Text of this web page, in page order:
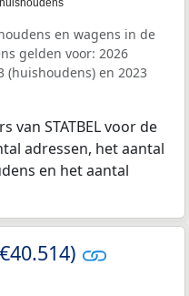
huishoudens
en wagens in de
gelden voor: 2026
(huishoudens) en 2023
STATBEL voor de
adressen, het aantal
en het aantal